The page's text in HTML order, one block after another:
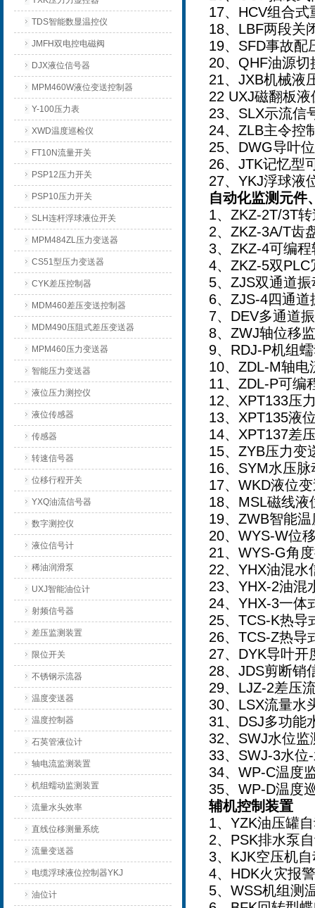
TDS智能数显温控仪
JMFH双电控电磁阀
DJX液位信号器
MPM460W液位变送控制器
Y-100压力表
XWD温度巡检仪
FT10N流量开关
PSP12压力开关
PSP10压力开关
SLH连杆浮球液位开关
MPM484ZL压力变送器
CS51型压力变送器
CYK差压控制器
MDM460差压变送控制器
MDM490压阻式差压变送器
MPM460压力变送器
智能压力变送器
液位压力测控仪
液位传感器
传感器
转速信号器
位移行程开关
YXQ油流信号器
数字测控仪
液位信号计
稀油润滑泵
UXJ智能油位计
射频信号器
差压监测装置
限位开关
不锈钢示流器
温度变送器
温度控制器
石英管液位计
轴电流监测装置
机组蠕动监测装置
流量水头效率
直线位移测量系统
流量变送器
电缆浮球液位控制器YKJ
油位计
17、HCV组合式
18、LBF两段关
19、SFD事故配
20、QHF油源切
21、JXB机械液
22 UXJ磁翻板液
23、SLX示流信
24、ZLB主令控
25、DWG导叶
26、JTK记忆型
27、YKJ浮球液
自动化监测元件
1、ZKZ-2T/3T
2、ZKZ-3A/T齿
3、ZKZ-4可编
4、ZKZ-5双
5、ZJS双通道
6、ZJS-4四通
7、DEV多通道
8、ZWJ轴位移
9、RDJ-P机组
10、ZDL-M轴电
11、ZDL-P可编
12、XPT133压
13、XPT135液
14、XPT137差
15、ZYB压力变
16、SYM水压
17、WKD液位
18、MSL磁线液
19、ZWB智能
20、WYS-W位
21、WYS-G角
22、YHX油混
23、YHX-2油混
24、YHX-3一体
25、TCS-K热
26、TCS-Z热导
27、DYK导叶开
28、JDS剪断销
29、LJZ-2差压
30、LSX流量水
31、DSJ多功能
32、SWJ水位监
33、SWJ-3水
34、WP-C温度
35、WP-D温度
辅机控制装置
1、YZK油压罐
2、PSK排水泵
3、KJK空压机
4、HDK火灾报
5、WSS机组测